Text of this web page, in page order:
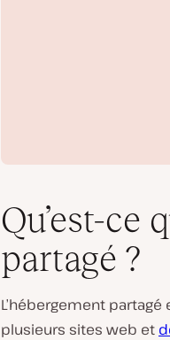
Qu’est-ce
partagé ?
L’hébergement
plusieurs sites web et